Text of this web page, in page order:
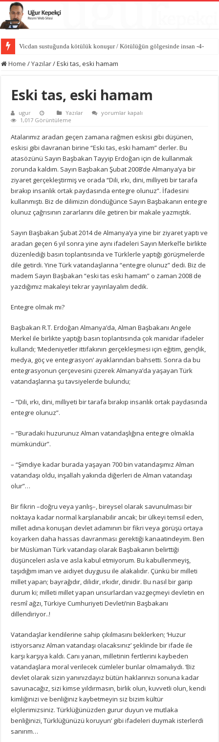
Vicdan sustuğunda kötülük konuşur / Kötülüğün gölgesinde insan -4-
Home /Yazılar/Eski tas, eski hamam
Eski tas, eski hamam
ugur Yazılar
Eski
hamam
için
yorumlar kapalı
1,017 Görüntüleme
Atalarımız aradan geçen zamana rağmen eskisi gibi düşünen,
eskisi gibi davranan birine “Eski tas, eski hamam” derler. Bu
atasözünü Sayın Başbakan Tayyip Erdoğan için de kullanmak
zorunda kaldım. Sayın Başbakan Şubat 2008’de Almanya’ya bir
ziyaret gerçekleştirmiş ve orada “Dili, ırkı, dini, milliyeti bir tarafa
bırakıp insanlık ortak paydasında entegre olunuz”. İfadesini
kullanmıştı. Biz de dilimizin döndüğünce Sayın Başbakanın entegre
olunuz çağrısının zararlarını dile getiren bir makale yazmıştık.
Sayın Başbakan Şubat 2014 de Almanya’ya yine bir ziyaret yaptı ve
aradan geçen 6 yıl sonra yine aynı ifadeleri Sayın Merkel’le birlikte
düzenlediği basın toplantısında ve Türklerle yaptığı görüşmelerde
dile getirdi. Yine Türk vatandaşlarına “entegre olunuz” dedi. Biz de
madem Sayın Başbakan “eski tas eski hamam” o zaman 2008 de
yazdığımız makaleyi tekrar yayınlayalım dedik.
Entegre olmak mı?
Başbakan R.T. Erdoğan Almanya’da, Alman Başbakanı Angele
Merkel ile birlikte yaptığı basın toplantısında çok manidar ifadeler
kullandı; ‘Medeniyetler ittifakının gerçekleşmesi için eğitim, gençlik,
medya, göç ve entegrasyon’ ayaklarından bahsetti. Sonra da bu
entegrasyonun çerçevesini çizerek Almanya’da yaşayan Türk
vatandaşlarına şu tavsiyelerde bulundu;
– “Dili, ırkı, dini, milliyeti bir tarafa bırakıp insanlık ortak paydasında
entegre olunuz”.
– “Buradaki huzurunuz Alman vatandaşlığına entegre olmakla
mümkündür”.
– “Şimdiye kadar burada yaşayan 700 bin vatandaşımız Alman
vatandaşı oldu, inşallah yakında diğerleri de Alman vatandaşı
olur”…
Bir fikrin –doğru veya yanlış–, bireysel olarak savunulması bir
noktaya kadar normal karşılanabilir ancak; bir ülkeyi temsil eden,
millet adına konuşan devlet adamının bir fikri veya görüşü ortaya
koyarken daha hassas davranması gerektiği kanaatindeyim. Ben
bir Müslüman Türk vatandaşı olarak Başbakanın belirttiği
düşünceleri asla ve asla kabul etmiyorum. Bu kabullenmeyiş,
taşıdığım iman ve aidiyet duygusu ile alakalıdır. Çünkü bir milleti
millet yapan; bayrağıdır, dilidir, ırkıdır, dinidir. Bu nasıl bir garip
durum ki; milleti millet yapan unsurlardan vazgeçmeyi devletin en
resmî ağzı, Türkiye Cumhuriyeti Devleti’nin Başbakanı
dillendiriyor..!
Vatandaşlar kendilerine sahip çıkılmasını beklerken; ‘Huzur
istiyorsanız Alman vatandaşı olacaksınız’ şeklinde bir ifade ile
karşı karşıya kaldı. Canı yanan, milletinin fertlerini kaybeden
vatandaşlara moral verilecek cümleler bunlar olmamalıydı. ‘Biz
devlet olarak sizin yanınızdayız bütün haklarınızı sonuna kadar
savunacağız, sizi kimse yıldırmasın, birlik olun, kuvvetli olun, kendi
kimliğinizi ve benliğiniz kaybetmeyin siz bizim kültür
elçilerimizsiniz. Türklüğünüzden gurur duyun ve mutlaka
benliğinizi, Türklüğünüzü koruyun’ gibi ifadeleri duymak isterlerdi
sanırım…